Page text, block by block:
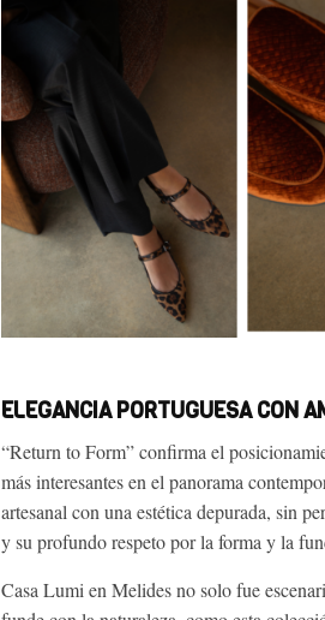
ELEGANCIA PORTUGUESA CON
“Return to Form” confirma el
más interesantes en el panorama
artesanal con una estética depurada, sin
y su profundo respeto por la forma y la
Casa Lumi en Melides no solo fue